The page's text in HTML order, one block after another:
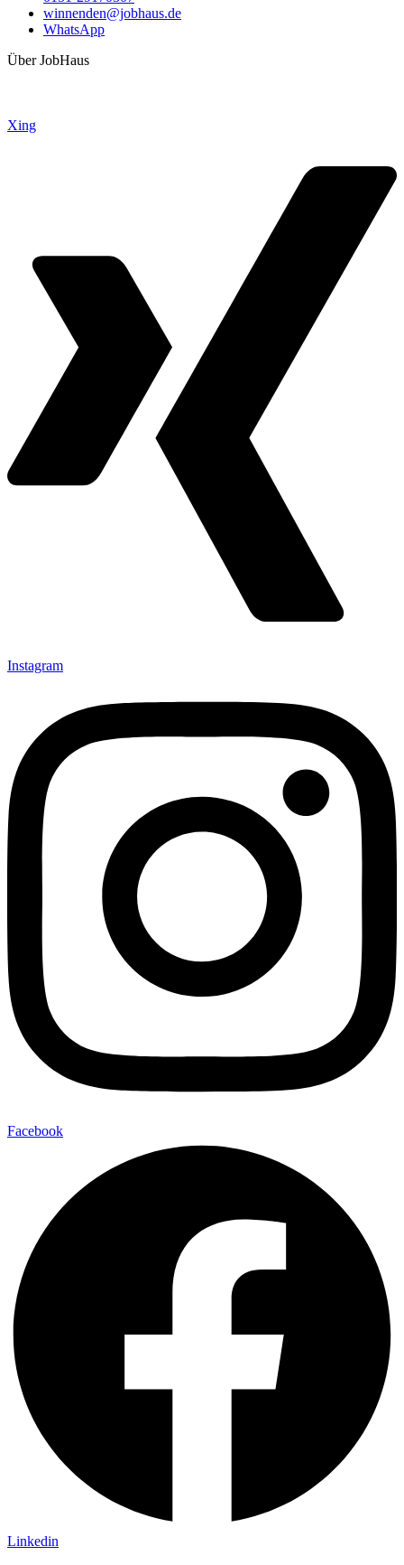
winnenden@jobhaus.de
WhatsApp
Über JobHaus
Xing
Instagram
Facebook
Linkedin